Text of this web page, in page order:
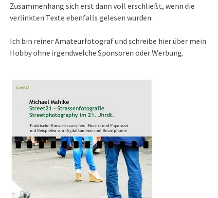
Zusammenhang sich erst dann voll erschließt, wenn die
verlinkten Texte ebenfalls gelesen wurden.
Ich bin reiner Amateurfotograf und schreibe hier über mein
Hobby ohne irgendwelche Sponsoren oder Werbung.